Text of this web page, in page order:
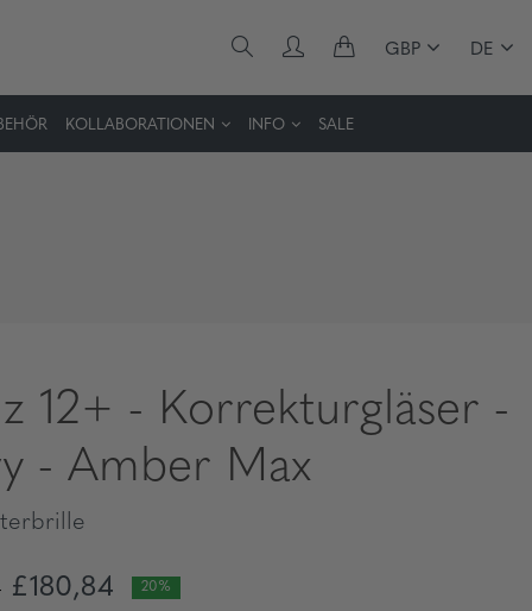
GBP DE
KOLLABORATIONEN INFO SALE
12+ - Korrekturgläser -
- Amber Max
£180,84 20%